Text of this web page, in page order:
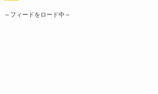
～フィードをロード中～